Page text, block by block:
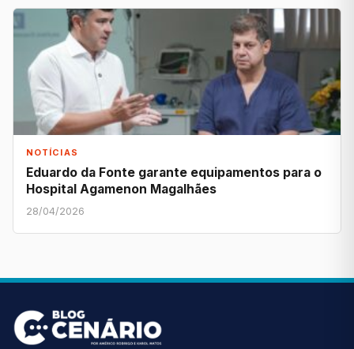
NOTÍCIAS
Eduardo da Fonte garante equipamentos para o
Hospital Agamenon Magalhães
28/04/2026